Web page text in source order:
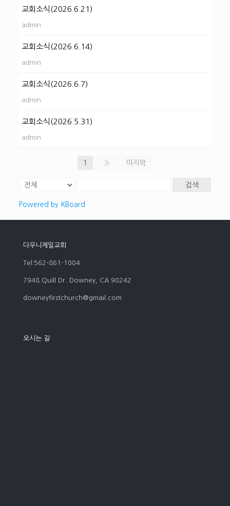
교회소식(2026.6.21)
admin
교회소식(2026.6.14)
admin
교회소식(2026.6.7)
admin
교회소식(2026.5.31)
admin
1 » 마지막
검색
Powered by KBoard
다우니제일교회
Tel:562-861-1004
7948 Quill Dr. Downey, CA 90242
downeyfirstchurch@gmail.com
오시는 길